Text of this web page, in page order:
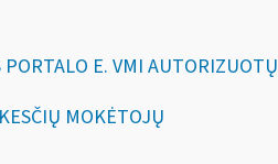
E. VMI AUTORIZUOTŲ
MOKĖTOJŲ